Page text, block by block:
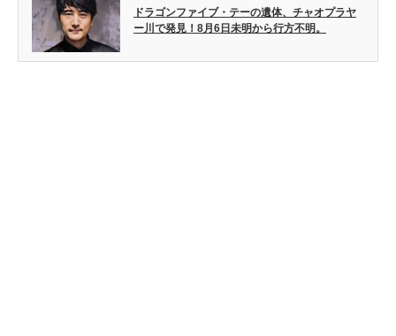
ドラゴンファイブ・テーの遺体、チャオプラヤ
ー川で発見！8月6日未明から行方不明。